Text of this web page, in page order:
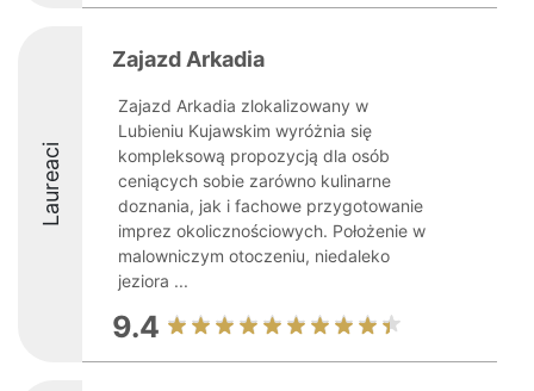
Laureaci
Zajazd Arkadia
Zajazd Arkadia zlokalizowany w
Lubieniu Kujawskim wyróżnia się
kompleksową propozycją dla osób
ceniących sobie zarówno kulinarne
doznania, jak i fachowe przygotowanie
imprez okolicznościowych. Położenie w
malowniczym otoczeniu, niedaleko
jeziora ...
9.4